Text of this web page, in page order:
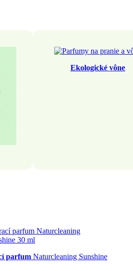
Ekologické vône
parfum Naturcleaning Sunshine